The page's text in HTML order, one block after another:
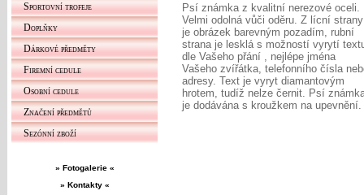
Sportovní trofeje
Doplňky
Dárkové předměty
Firemní cedule
Osobní cedule
Značení předmětů
Sezónní zboží
» Fotogalerie «
» Kontakty «
Psí známka z kvalitní nerezové oceli.
Velmi odolná vůči oděru. Z lícní strany
je obrázek barevným pozadím, rubní
strana je lesklá s možností vyrytí
dle Vašeho přání , nejlépe jména
Vašeho zvířátka, telefonního čísla
adresy. Text je vyryt diamantovým
hrotem, tudíž nelze černit. Psí
je dodávána s kroužkem na upevnění.